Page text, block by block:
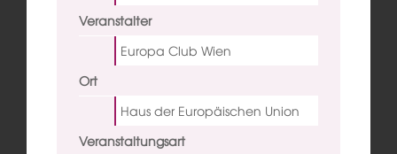
Veranstalter
Europa Club Wien
Ort
Haus der Europäischen Union
Veranstaltungsart